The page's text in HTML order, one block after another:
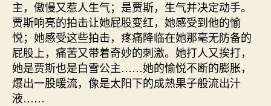
主，傲慢又惹人生气；是贾斯，生气并决定动手。
贾斯响亮的拍击让她屁股变红，她感受到他的愉
悦；她感受这些拍击，疼痛降临在她那毫无防备的
屁股上，痛苦又带着奇妙的刺激。她打人又挨打，
她是贾斯也是白雪公主……她的愉悦不断的膨胀，
爆出一股暖流，像是太阳下的成熟果子般流出汁
液……